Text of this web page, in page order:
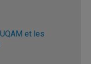
et les